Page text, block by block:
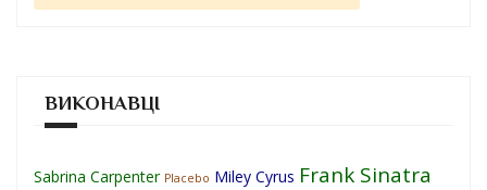
ВИКОНАВЦІ
Sabrina Carpenter Placebo Miley Cyrus Frank Sinatra